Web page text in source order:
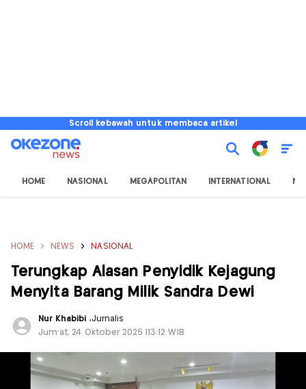
Scroll kebawah untuk membaca artikel
HOME NASIONAL MEGAPOLITAN INTERNATIONAL
HOME NEWS NASIONAL
Terungkap Alasan Penyidik Kejagung
Menyita Barang Milik Sandra Dewi
Nur Khabibi ,Jurnalis
Jum'at, 24 Oktober 2025 |13:12 WIB